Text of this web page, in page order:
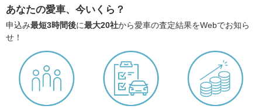
あなたの愛車、今いくら？
申込み最短3時間後に最大20社から愛車の査定結果をWebでお知ら
せ！